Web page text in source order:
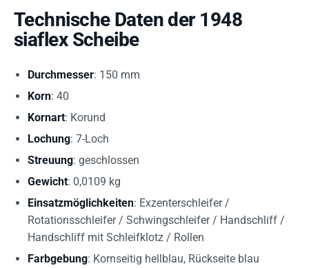
Technische Daten der 1948
siaflex Scheibe
Durchmesser: 150 mm
Korn: 40
Kornart: Korund
Lochung: 7-Loch
Streuung: geschlossen
Gewicht: 0,0109 kg
Einsatzmöglichkeiten: Exzenterschleifer /
Rotationsschleifer / Schwingschleifer / Handschliff /
Handschliff mit Schleifklotz / Rollen
Farbgebung: Kornseitig hellblau, Rückseite blau